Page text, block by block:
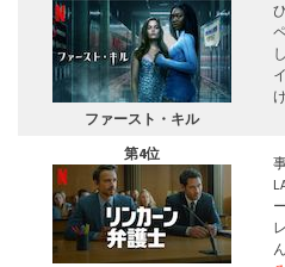
ファースト・キル
第4位